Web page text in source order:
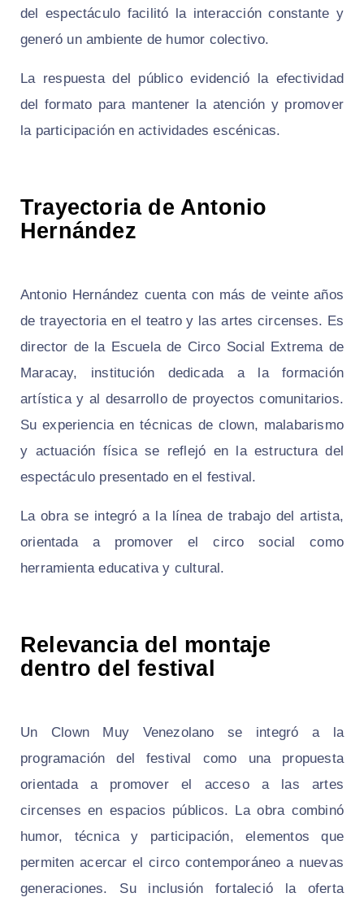
del espectáculo facilitó la interacción constante y
generó un ambiente de humor colectivo.
La respuesta del público evidenció la efectividad
del formato para mantener la atención y promover
la participación en actividades escénicas.
Trayectoria de Antonio
Hernández
Antonio Hernández cuenta con más de veinte años
de trayectoria en el teatro y las artes circenses. Es
director de la Escuela de Circo Social Extrema de
Maracay, institución dedicada a la formación
artística y al desarrollo de proyectos comunitarios.
Su experiencia en técnicas de clown, malabarismo
y actuación física se reflejó en la estructura del
espectáculo presentado en el festival.
La obra se integró a la línea de trabajo del artista,
orientada a promover el circo social como
herramienta educativa y cultural.
Relevancia del montaje
dentro del festival
Un Clown Muy Venezolano se integró a la
programación del festival como una propuesta
orientada a promover el acceso a las artes
circenses en espacios públicos. La obra combinó
humor, técnica y participación, elementos que
permiten acercar el circo contemporáneo a nuevas
generaciones. Su inclusión fortaleció la oferta